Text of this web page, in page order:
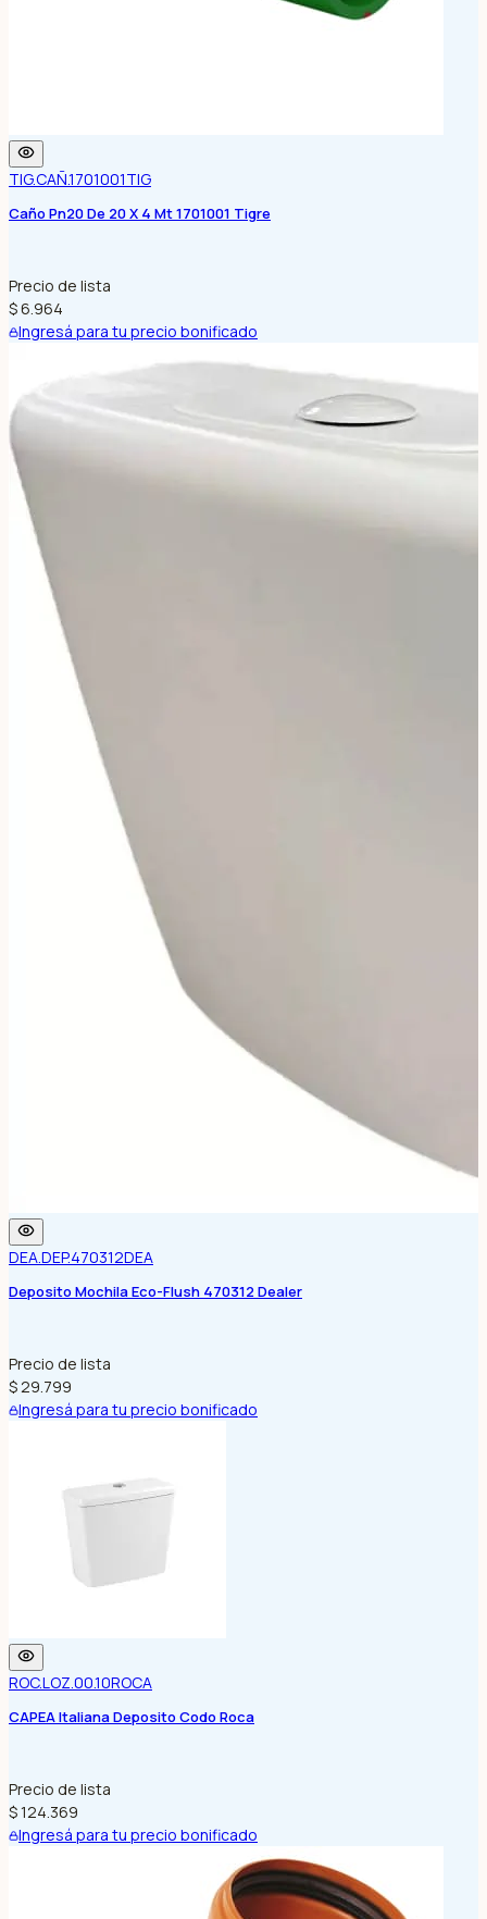
TIG.CAÑ.1701001TIG
Caño Pn20 De 20 X 4 Mt 1701001 Tigre
Precio de lista
$ 6.964
Ingresá para tu precio bonificado
DEA.DEP.470312DEA
Deposito Mochila Eco-Flush 470312 Dealer
Precio de lista
$ 29.799
Ingresá para tu precio bonificado
ROC.LOZ.00.10ROCA
CAPEA Italiana Deposito Codo Roca
Precio de lista
$ 124.369
Ingresá para tu precio bonificado